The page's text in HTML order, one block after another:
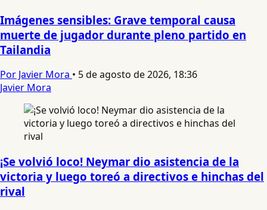
Imágenes sensibles: Grave temporal causa
muerte de jugador durante pleno partido en
Tailandia
Por Javier Mora • 5 de agosto de 2026, 18:36
Javier Mora
¡Se volvió loco! Neymar dio asistencia de la
victoria y luego toreó a directivos e hinchas del
rival